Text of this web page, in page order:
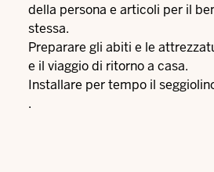
della persona e articoli per il
stessa.
Preparare gli abiti e le
e il viaggio di ritorno a casa.
Installare per tempo il
.